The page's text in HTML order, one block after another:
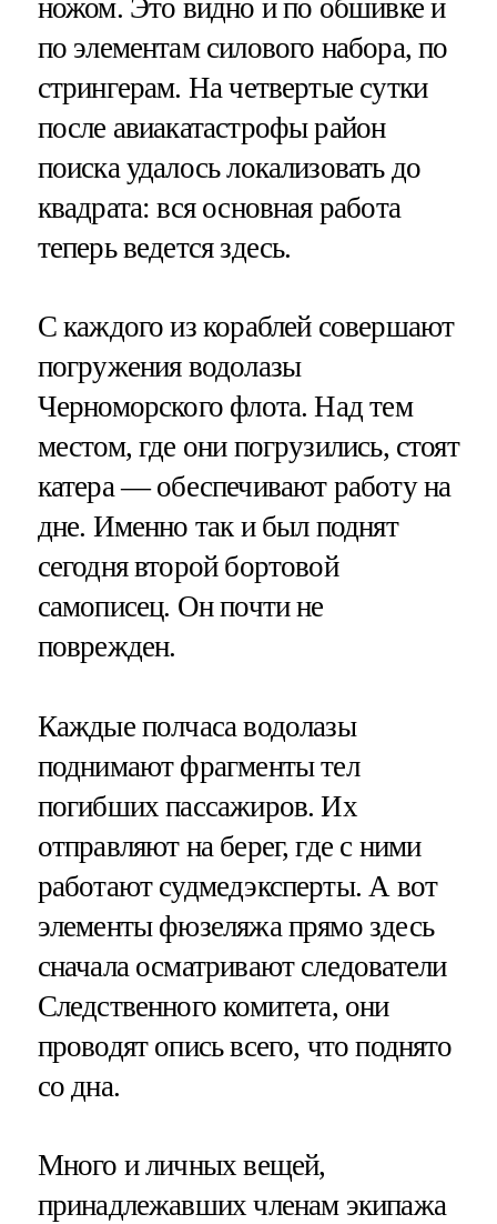
ножом. Это видно и по обшивке и
по элементам силового набора, по
стрингерам. На четвертые сутки
после авиакатастрофы район
поиска удалось локализовать до
квадрата: вся основная работа
теперь ведется здесь.
С каждого из кораблей совершают
погружения водолазы
Черноморского флота. Над тем
местом, где они погрузились, стоят
катера — обеспечивают работу на
дне. Именно так и был поднят
сегодня второй бортовой
самописец. Он почти не
поврежден.
Каждые полчаса водолазы
поднимают фрагменты тел
погибших пассажиров. Их
отправляют на берег, где с ними
работают судмедэксперты. А вот
элементы фюзеляжа прямо здесь
сначала осматривают следователи
Следственного комитета, они
проводят опись всего, что поднято
со дна.
Много и личных вещей,
принадлежавших членам экипажа